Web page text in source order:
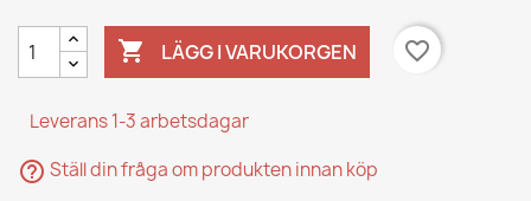
 LÄGG I VARUKORGEN favorite_border
Leverans 1-3 arbetsdagar
help_outline Ställ din fråga om produkten innan köp